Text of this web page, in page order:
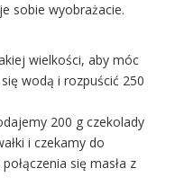
sobie wyobrażacie.
wielkości, aby móc
wodą i rozpuścić 250
200 g czekolady
i czekamy do
się masła z